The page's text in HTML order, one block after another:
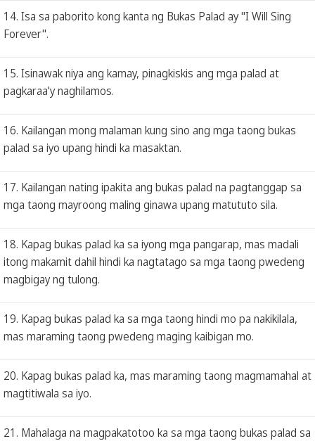
14. Isa sa paborito kong kanta ng Bukas Palad ay "I Will Sing
Forever".
15. Isinawak niya ang kamay, pinagkiskis ang mga palad at
pagkaraa'y naghilamos.
16. Kailangan mong malaman kung sino ang mga taong bukas
palad sa iyo upang hindi ka masaktan.
17. Kailangan nating ipakita ang bukas palad na pagtanggap sa
mga taong mayroong maling ginawa upang matututo sila.
18. Kapag bukas palad ka sa iyong mga pangarap, mas madali
itong makamit dahil hindi ka nagtatago sa mga taong pwedeng
magbigay ng tulong.
19. Kapag bukas palad ka sa mga taong hindi mo pa nakikilala,
mas maraming taong pwedeng maging kaibigan mo.
20. Kapag bukas palad ka, mas maraming taong magmamahal at
magtitiwala sa iyo.
21. Mahalaga na magpakatotoo ka sa mga taong bukas palad sa